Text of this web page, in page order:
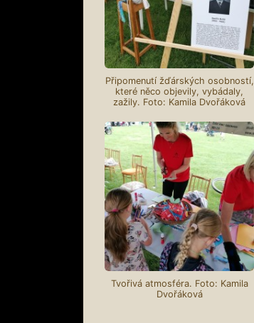
Připomenutí žďárských osobností,
které něco objevily, vybádaly,
zažily. Foto: Kamila Dvořáková
Tvořivá atmosféra. Foto: Kamila
Dvořáková